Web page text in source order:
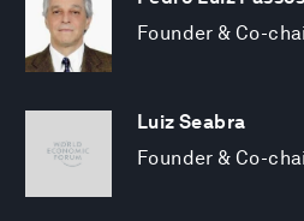
Founder & Co-
Luiz Seabra
Founder & Co-